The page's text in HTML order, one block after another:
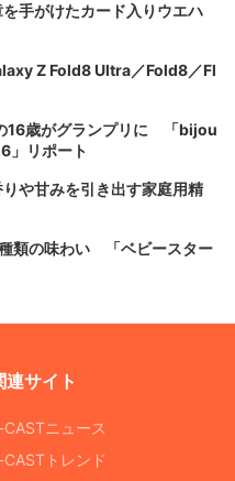
手がけたカード入りウエハ
Z Fold8 Ultra／Fold8／Fl
16歳がグランプリに 「bijou
」リポート
や甘みを引き出す家庭用精
類の味わい 「ベビースター
連サイト
ニュース
トレンド